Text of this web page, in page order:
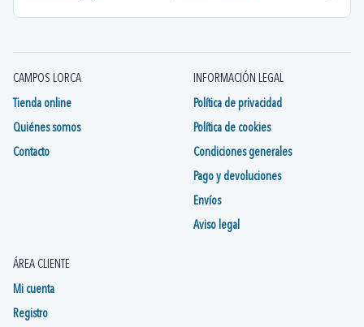
CAMPOS LORCA
Tienda online
Quiénes somos
Contacto
INFORMACIÓN LEGAL
Política de privacidad
Política de cookies
Condiciones generales
Pago y devoluciones
Envíos
Aviso legal
ÁREA CLIENTE
Mi cuenta
Registro